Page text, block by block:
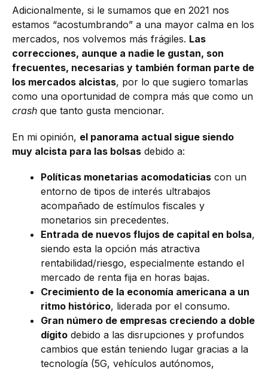
Adicionalmente, si le sumamos que en 2021 nos
estamos “acostumbrando” a una mayor calma en los
mercados, nos volvemos más frágiles. Las
correcciones, aunque a nadie le gustan, son
frecuentes, necesarias y también forman parte de
los mercados alcistas, por lo que sugiero tomarlas
como una oportunidad de compra más que como un
crash que tanto gusta mencionar.
En mi opinión, el panorama actual sigue siendo
muy alcista para las bolsas debido a:
Políticas monetarias acomodaticias con un
entorno de tipos de interés ultrabajos
acompañado de estímulos fiscales y
monetarios sin precedentes.
Entrada de nuevos flujos de capital en bolsa,
siendo esta la opción más atractiva
rentabilidad/riesgo, especialmente estando el
mercado de renta fija en horas bajas.
Crecimiento de la economía americana a un
ritmo histórico, liderada por el consumo.
Gran número de empresas creciendo a doble
dígito debido a las disrupciones y profundos
cambios que están teniendo lugar gracias a la
tecnología (5G, vehículos autónomos,